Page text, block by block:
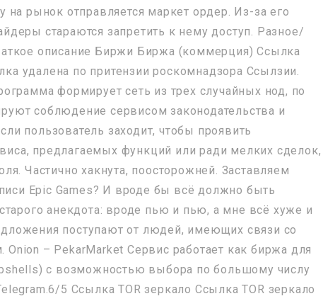
на рынок отправляется маркет ордер. Из-за его
стараются запретить к нему доступ. Разное/
описание Биржи Биржа (коммерция) Ссылка
удалена по притензии роскомнадзора Ссылзии.
формирует сеть из трех случайных нод, по
соблюдение сервисом законодательства и
пользователь заходит, чтобы проявить
предлагаемых функций или ради мелких сделок,
Частично хакнута, поосторожней. Заставляем
Epic Games? И вроде бы всё должно быть
анекдота: вроде пью и пью, а мне всё хуже и
поступают от людей, имеющих связи со
– PekarMarket Сервис работает как биржа для
с возможностью выбора по большому числу
5 Ссылка TOR зеркало Ссылка TOR зеркало